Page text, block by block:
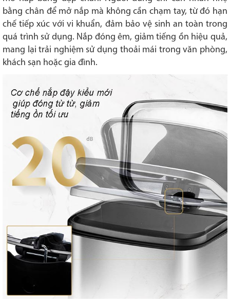
bằng chân để mở nắp mà không cần chạm tay, từ đó hạn
chế tiếp xúc với vi khuẩn, đảm bảo vệ sinh an toàn trong
quá trình sử dụng. Nắp đóng êm, giảm tiếng ồn hiệu quả,
mang lại trải nghiệm sử dụng thoải mái trong văn phòng,
khách sạn hoặc gia đình.